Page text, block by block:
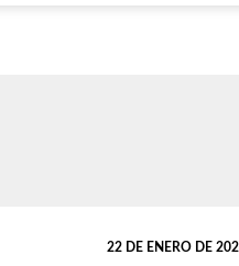
22 DE ENERO DE